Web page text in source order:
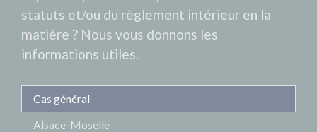
statuts et/ou du règlement intérieur en la
matière ? Nous vous donnons les
informations utiles.
Cas général
Alsace-Moselle